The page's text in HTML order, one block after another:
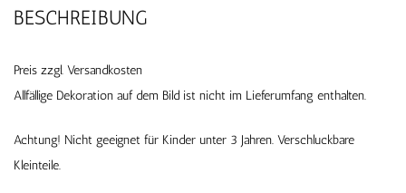
BESCHREIBUNG
Preis zzgl. Versandkosten
Allfällige Dekoration auf dem Bild ist nicht im Lieferumfang enthalten.
Achtung! Nicht geeignet für Kinder unter 3 Jahren. Verschluckbare
Kleinteile.